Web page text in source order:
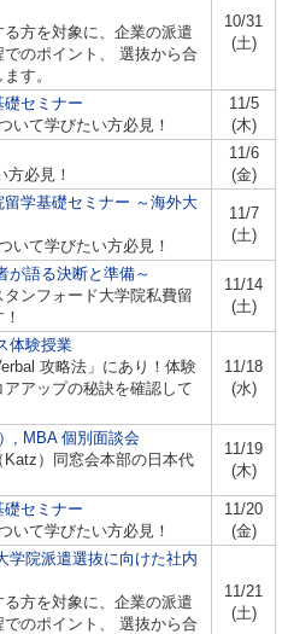
方を対象に、企業の派遣
のポイント、 選抜から合
す。
10/31
(土)
礎セミナー
いて学びたい方必見！
11/5
(木)
方必見！
11/6
(金)
留学基礎セミナー ～海外大
いて学びたい方必見！
11/7
(土)
が語る決断と準備～
ンフォード大学院私費留
11/14
(土)
体験授業
攻略法」にあり！体験
アップの秘訣を確認して
11/18
(水)
, MBA 個別面談会
）同窓会本部の日本代
11/19
(木)
礎セミナー
いて学びたい方必見！
11/20
(金)
学院派遣選抜に向けた社内
方を対象に、企業の派遣
のポイント、 選抜から合
11/21
(土)